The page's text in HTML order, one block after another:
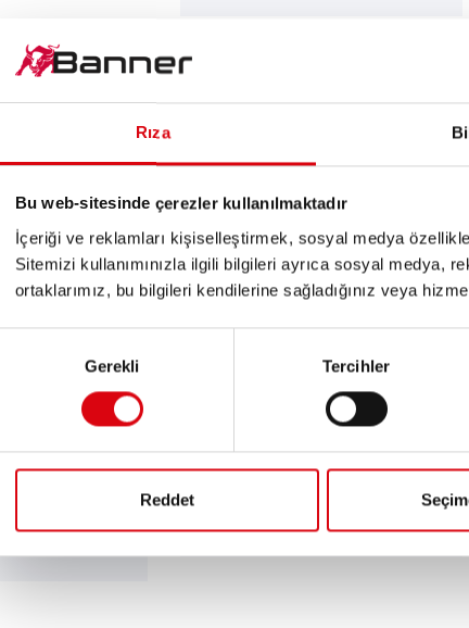
Rıza
Bu web-sitesinde çerezler kullanılmaktadır
İçeriği ve reklamları kişiselleştirmek, sosyal medya
Sitemizi kullanımınızla ilgili bilgileri ayrıca sosyal medya,
ortaklarımız, bu bilgileri kendilerine sağladığınız veya
Gerekli Tercihler
Reddet
PC2000-8
PC210/LC/NLC-8/LC-8 MH
PC240
PC240LC/NLC-8
PC300LC,
Hydraulikbagger PC340LC-
7SLF
PC600/LC-8 Hydraulikbagger PC75R-2
7,
Muldenkipper HD785-7